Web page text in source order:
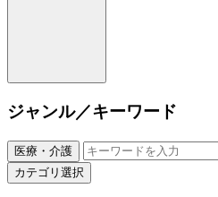
ジャンル／キーワード
医療・介護
カテゴリ選択